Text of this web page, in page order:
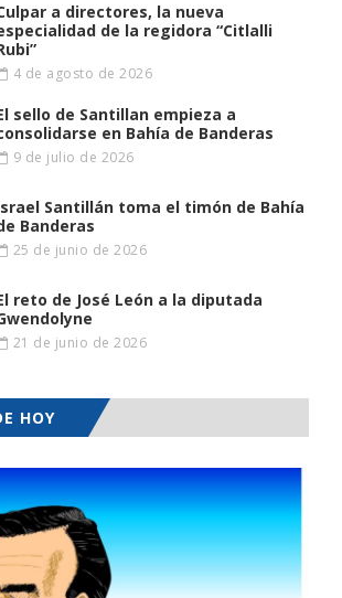
a directores, la nueva
de la regidora “Citlalli
4 de agosto de 2026
sello de Santillan empieza a
en Bahía de Banderas
9 de julio de 2026
Santillán toma el timón de Bahía
Banderas
25 de junio de 2026
reto de José León a la diputada
21 de junio de 2026
HOY